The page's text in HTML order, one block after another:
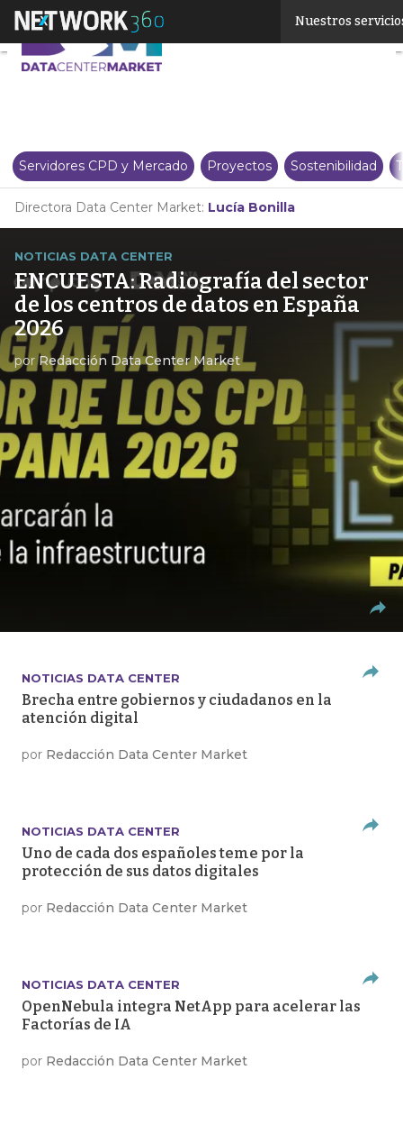
Nuestros
Servidores CPD y Mercado Proyectos Sostenibilidad
Directora Data Center Market: Lucía Bonilla
NOTICIAS DATA CENTER
ENCUESTA: Radiografía del sector
de los centros de datos en España
2026
porRedacción Data Center Market
NOTICIAS DATA CENTER
Brecha entre gobiernos y ciudadanos en la
atención digital
por Redacción Data Center Market
NOTICIAS DATA CENTER
Uno de cada dos españoles teme por la
protección de sus datos digitales
por Redacción Data Center Market
NOTICIAS DATA CENTER
OpenNebula integra NetApp para acelerar las
Factorías de IA
por Redacción Data Center Market